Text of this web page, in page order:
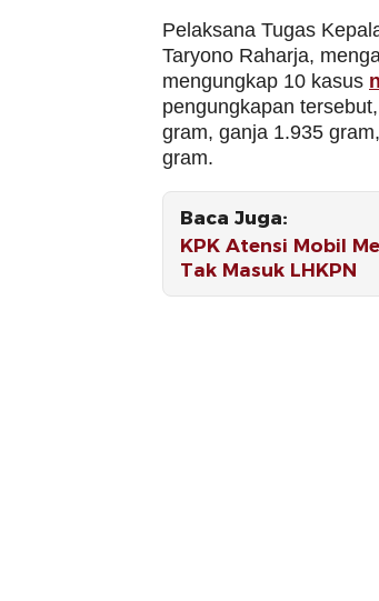
Pelaksana Tugas
Taryono Raharja,
mengungkap 10 kasus
pengungkapan
gram, ganja 1.935
gram.
Baca Juga:
KPK Atensi Mobil
Tak Masuk LHKPN